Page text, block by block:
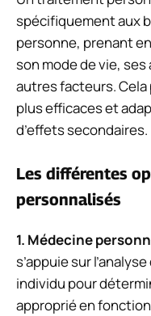
spécifiquement aux
personne, prenant
son mode de vie,
autres facteurs.
plus efficaces et
d’effets secondaires.
Les différentes
personnalisés
1. Médecine
s’appuie sur
individu pour
approprié en